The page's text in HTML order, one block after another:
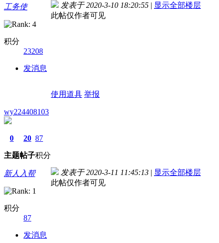
工务使
积分
23208
发消息
发表于 2020-3-10 18:20:55 | 显示全部楼层
此帖仅作者可见
使用道具 举报
wy224408103
0
主题
20
帖子
87
积分
新人入帮
积分
87
发消息
发表于 2020-3-11 11:45:13 | 显示全部楼层
此帖仅作者可见